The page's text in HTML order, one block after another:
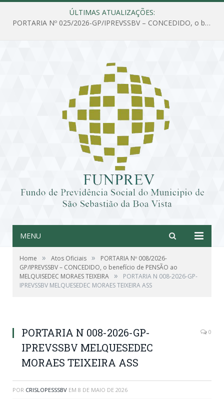
ÚLTIMAS ATUALIZAÇÕES:
PORTARIA Nº 025/2026-GP/IPREVSSBV – CONCEDIDO, o benefício de PENSÃO a MARIA ESTELA DOS SANTOS SOUZA
MENU
Home » Atos Oficiais »
PORTARIA Nº 008/2026-
GP/IPREVSSBV – CONCEDIDO, o benefício de PENSÃO ao
MELQUISEDEC MORAES TEIXEIRA »
PORTARIA N 008-2026-GP-
IPREVSSBV MELQUESEDEC MORAES TEIXEIRA ASS
PORTARIA N 008-2026-GP-
IPREVSSBV MELQUESEDEC
MORAES TEIXEIRA ASS
0
POR CRISLOPESSSBV EM 8 DE MAIO DE 2026